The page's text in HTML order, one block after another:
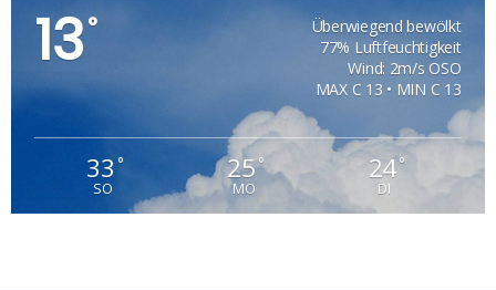
13°
Überwiegend bewölkt
77% Luftfeuchtigkeit
Wind: 2m/s OSO
MAX C 13 • MIN C 13
33 °
SO
25°
MO
24°
DI